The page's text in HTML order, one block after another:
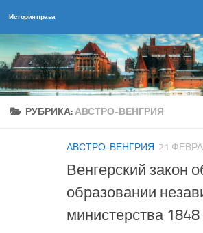
Перейти к содержимому
История права
РУБРИКА:АВСТРО-ВЕНГРИЯ
АВСТРО-ВЕНГРИЯ 21
Венгерский закон
образовании
министерства 1848